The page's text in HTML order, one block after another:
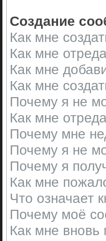
Создание
Как мне
Как мне
Как мне
Как мне
Почему я не
Как мне
Почему мне
Почему я не
Почему я
Как мне
Что означает
Почему моё
Как мне